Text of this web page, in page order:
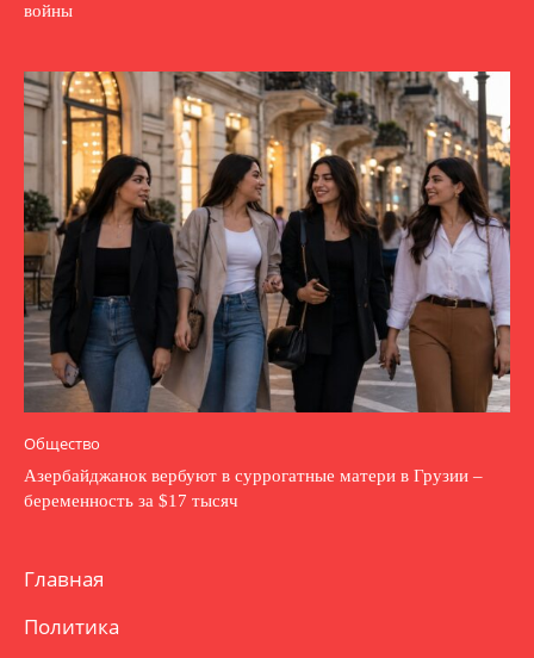
войны
Общество
Азербайджанок вербуют в суррогатные матери в Грузии –
беременность за $17 тысяч
Главная
Политика